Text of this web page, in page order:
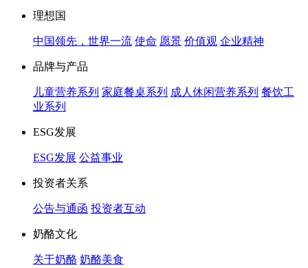
理想国
中国领先，世界一流 使命 愿景 价值观 企业精神
品牌与产品
儿童营养系列 家庭餐桌系列 成人休闲营养系列 餐饮工
业系列
ESG发展
ESG发展 公益事业
投资者关系
公告与通函 投资者互动
奶酪文化
关于奶酪 奶酪美食